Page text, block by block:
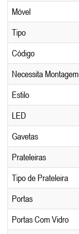
Móvel
Tipo
Código
Necessita Montagem
Estilo
LED
Gavetas
Prateleiras
Tipo de Prateleira
Portas
Portas Com Vidro